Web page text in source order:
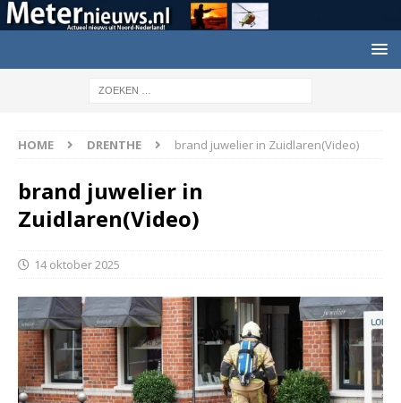
HOME DRENTHE brand juwelier in Zuidlaren(Video)
brand juwelier in
Zuidlaren(Video)
14 oktober 2025